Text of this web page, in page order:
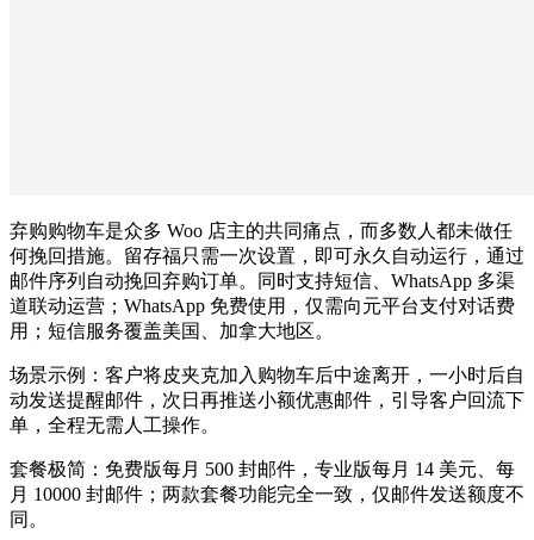
弃购购物车是众多 Woo 店主的共同痛点，而多数人都未做任
何挽回措施。留存福只需一次设置，即可永久自动运行，通过
邮件序列自动挽回弃购订单。同时支持短信、WhatsApp 多渠
道联动运营；WhatsApp 免费使用，仅需向元平台支付对话费
用；短信服务覆盖美国、加拿大地区。
场景示例：客户将皮夹克加入购物车后中途离开，一小时后自
动发送提醒邮件，次日再推送小额优惠邮件，引导客户回流下
单，全程无需人工操作。
套餐极简：免费版每月 500 封邮件，专业版每月 14 美元、每
月 10000 封邮件；两款套餐功能完全一致，仅邮件发送额度不
同。